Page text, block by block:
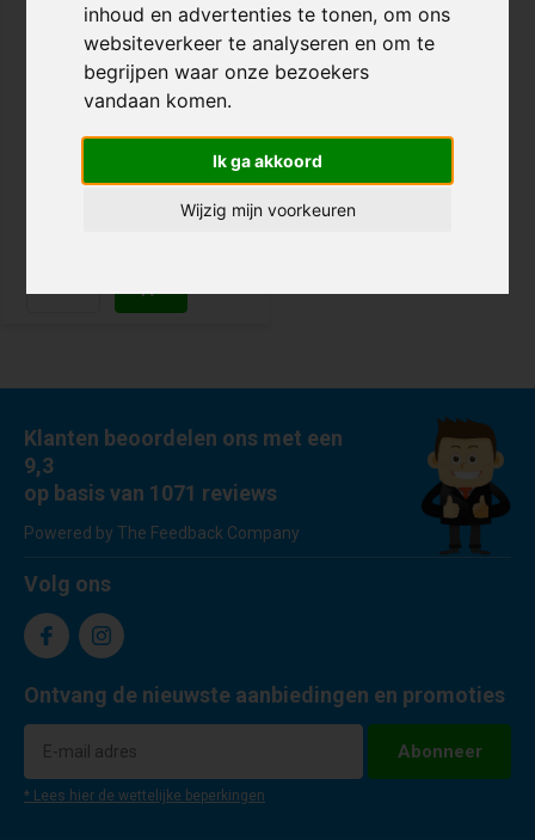
inhoud en advertenties te tonen, om ons
websiteverkeer te analyseren en om te
begrijpen waar onze bezoekers
vandaan komen.
Ik ga akkoord
Wijzig mijn voorkeuren
Indo Pro V2 Trampoline
€ 99,95
Voor 20:00 besteld, morgen in
Klanten beoordelen ons met een
9,3
op basis van 1071 reviews
Powered by The Feedback Company
Volg ons
Ontvang de nieuwste aanbiedingen en promoties
Abonneer
* Lees hier de wettelijke beperkingen